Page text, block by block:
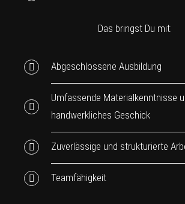
Das bringst Du mit:
Abgeschlossene Ausbildung
Umfassende Materialkenntnisse
handwerkliches Geschick
Zuverlässige und strukturierte
Teamfähigkeit